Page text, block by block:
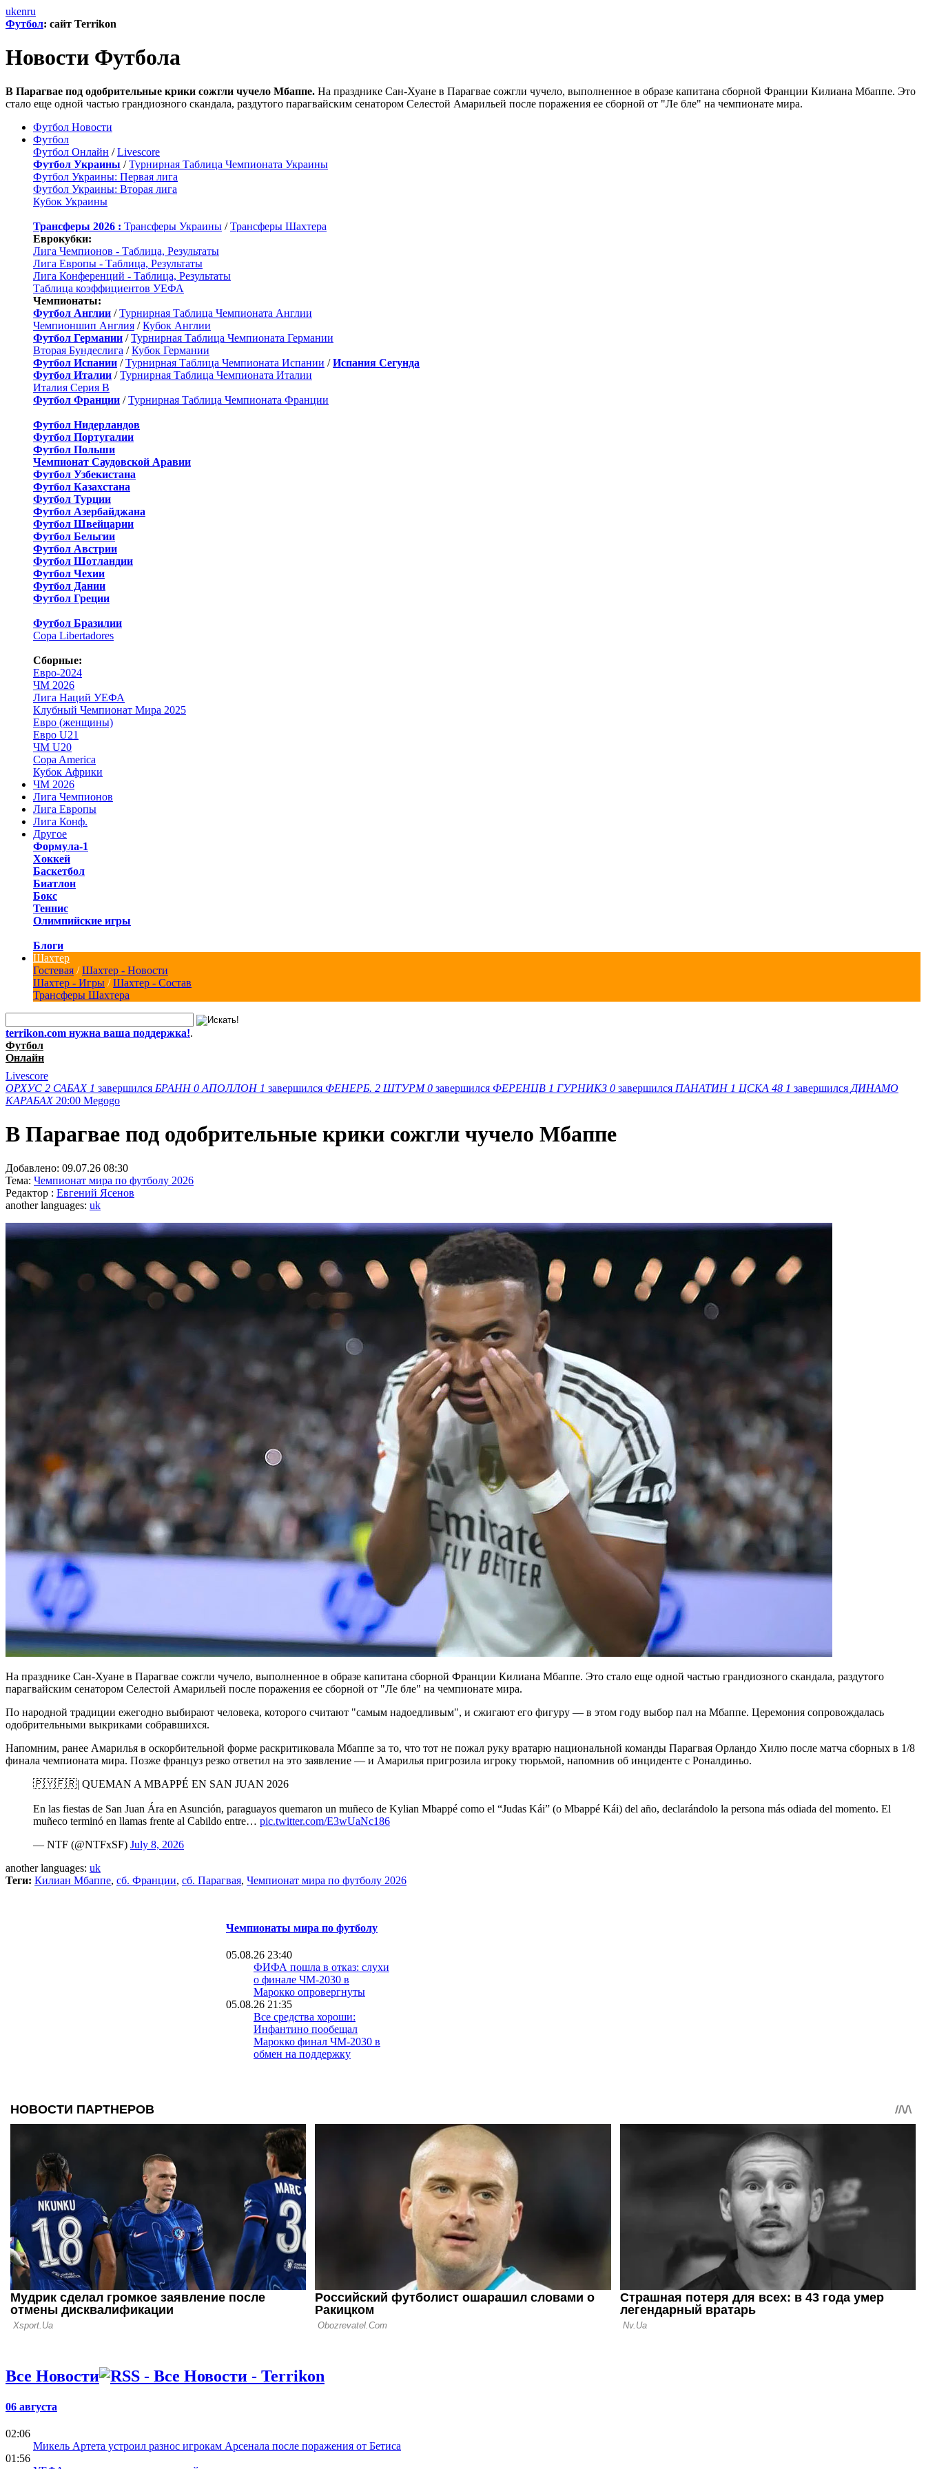
ukenru
Футбол: сайт Terrikon
Новости Футбола
В Парагвае под одобрительные крики сожгли чучело Мбаппе. На празднике Сан-Хуане в Парагвае сожгли чучело, выполненное в образе капитана сборной Франции Килиана Мбаппе. Это
стало еще одной частью гpaндиозного скандала, раздутого парагвайским сенатором Селестой Амарильей после поражения ее сборной от "Ле бле" на чемпионате мира.
Футбол Новости
Футбол
Футбол Онлайн /Livescore
Футбол Украины /Турнирная Таблица Чемпионата Украины
Футбол Украины: Первая лига
Футбол Украины: Вторая лига
Кубок Украины
Трансферы 2026 : Трансферы Украины /Трансферы Шахтера
Еврокубки:
Лига Чемпионов - Таблица, Результаты
Лига Европы - Таблица, Результаты
Лига Конференций - Таблица, Результаты
Таблица коэффициентов УЕФА
Чемпионаты:
Футбол Англии /Турнирная Таблица Чемпионата Англии
Чемпионшип Англия /Кубок Англии
Футбол Германии /Турнирная Таблица Чемпионата Германии
Вторая Бундеслига /Кубок Германии
Футбол Испании /Турнирная Таблица Чемпионата Испании /Испания Сегунда
Футбол Италии /Турнирная Таблица Чемпионата Италии
Италия Серия B
Футбол Франции /Турнирная Таблица Чемпионата Франции
Футбол Нидерландов
Футбол Португалии
Футбол Польши
Чемпионат Саудовской Аравии
Футбол Узбекистана
Футбол Казахстана
Футбол Турции
Футбол Азербайджана
Футбол Швейцарии
Футбол Бельгии
Футбол Австрии
Футбол Шотландии
Футбол Чехии
Футбол Дании
Футбол Греции
Футбол Бразилии
Copa Libertadores
Сборные:
Евро-2024
ЧМ 2026
Лига Наций УЕФА
Клубный Чемпионат Мира 2025
Евро (женщины)
Евро U21
ЧМ U20
Copa America
Кубок Африки
ЧМ 2026
Лига Чемпионов
Лига Европы
Лига Конф.
Другое
Формула-1
Хоккей
Баскетбол
Биатлон
Бокс
Теннис
Олимпийские игры
Блоги
Шахтер
Гостевая /Шахтер - Новости
Шахтер - Игры /Шахтер - Состав
Трансферы Шахтера
terrikon.com нужна ваша поддержка!.
Футбол
Онлайн
Livescore
ОРХУС 2 САБАХ 1 завершился БРАНН 0 АПОЛЛОН 1 завершился ФЕНЕРБ. 2 ШТУРМ 0 завершился ФЕРЕНЦВ 1 ГУРНИКЗ 0 завершился ПАНАТИН 1 ЦСКА 48 1 завершился ДИНАМО
КАРАБАХ 20:00 Megogo
В Парагвае под одобрительные крики сожгли чучело Мбаппе
Добавлено: 09.07.26 08:30
Тема: Чемпионат мира по футболу 2026
Редактор : Евгений Ясенов
another languages: uk
На празднике Сан-Хуане в Парагвае сожгли чучело, выполненное в образе капитана сборной Франции Килиана Мбаппе. Это стало еще одной частью гpaндиозного скандала, раздутого
парагвайским сенатором Селестой Амарильей после поражения ее сборной от "Ле бле" на чемпионате мира.
По народной традиции ежегодно выбирают человека, которого считают "самым надоедливым", и сжигают его фигуру — в этом году выбор пал на Мбаппе. Церемония сопровождалась
одобрительными выкриками собравшихся.
Напомним, ранее Амарилья в оскорбительной форме раскритиковала Мбаппе за то, что тот не пожал руку вратарю национальной команды Парагвая Орландо Хилю после матча сборных в 1/8
финала чемпионата мира. Позже француз резко ответил на это заявление — и Амарилья пригрозила игроку тюрьмой, напомнив об инциденте с Роналдиньо.
🇵🇾🇫🇷| QUEMAN A MBAPPÉ EN SAN JUAN 2026
En las fiestas de San Juan Ára en Asunción, paraguayos quemaron un muñeco de Kylian Mbappé como el “Judas Kái” (o Mbappé Kái) del año, declarándolo la persona más odiada del momento. El
muñeco terminó en llamas frente al Cabildo entre… pic.twitter.com/E3wUaNc186
— NTF (@NTFxSF) July 8, 2026
another languages: uk
Теги: Килиан Мбаппе, сб. Франции, сб. Парагвая, Чемпионат мира по футболу 2026
Чемпионаты мира по футболу
05.08.26 23:40
ФИФА пошла в отказ: слухи
о финале ЧМ-2030 в
Марокко опровергнуты
05.08.26 21:35
Все средства хороши:
Инфантино пообещал
Марокко финал ЧМ-2030 в
обмен на поддержку
03.08.26 14:00
Инфантино планировал
зарабатывать десятки
миллионов в год
03.08.26 12:30
УЕФА угрожает ФИФА
судебным иском из-за плана
Инфантино
Все Новости
06 августа
02:06
Микель Артета устроил разнос игрокам Арсенала после поражения от Бетиса
01:56